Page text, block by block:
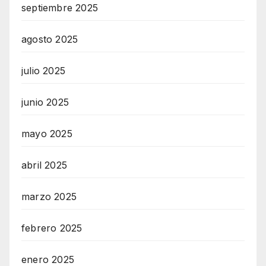
septiembre 2025
agosto 2025
julio 2025
junio 2025
mayo 2025
abril 2025
marzo 2025
febrero 2025
enero 2025